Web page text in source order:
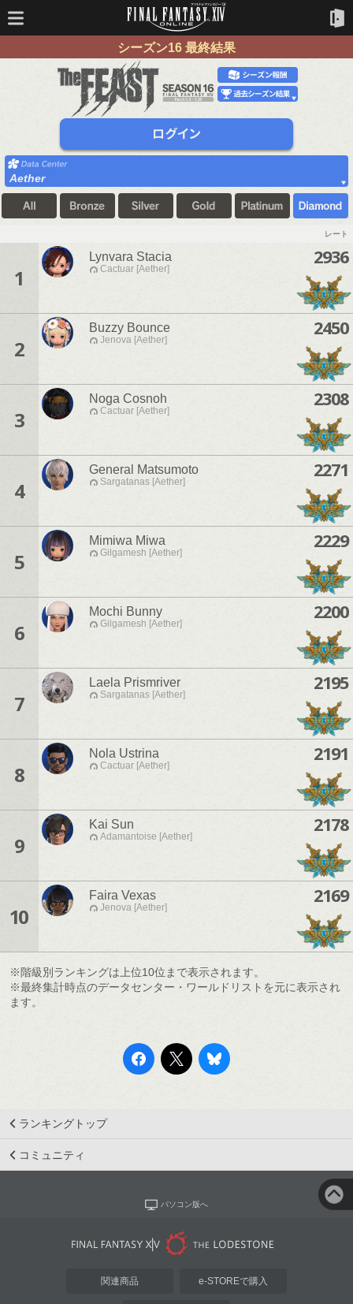
シーズン16 最終結果
Aether
レート
1
Lynvara Stacia
Cactuar [Aether]
2936
2
Buzzy Bounce
Jenova [Aether]
2450
3
Noga Cosnoh
Cactuar [Aether]
2308
4
General Matsumoto
Sargatanas [Aether]
2271
5
Mimiwa Miwa
Gilgamesh [Aether]
2229
6
Mochi Bunny
Gilgamesh [Aether]
2200
7
Laela Prismriver
Sargatanas [Aether]
2195
8
Nola Ustrina
Cactuar [Aether]
2191
9
Kai Sun
Adamantoise [Aether]
2178
10
Faira Vexas
Jenova [Aether]
2169
※階級別ランキングは上位10位まで表示されます。
※最終集計時点のデータセンター・ワールドリストを元に表示され
ます。
ランキングトップ
コミュニティ
パソコン版へ
関連商品 e-STOREで購入